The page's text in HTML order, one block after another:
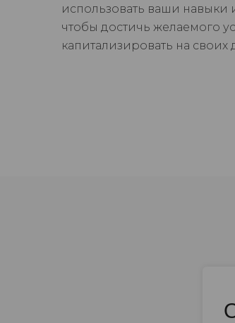
использовать ваши навыки
чтобы достичь желаемого
капитализировать на своих